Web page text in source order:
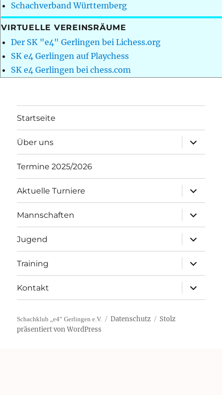
Schachverband Württemberg
VIRTUELLE VEREINSRÄUME
Der SK "e4" Gerlingen bei Lichess.org
SK e4 Gerlingen auf Playchess
SK e4 Gerlingen bei chess.com
Startseite
Über uns
öffnen
Termine 2025/2026
Aktuelle Turniere
öffnen
Mannschaften
öffnen
Jugend
öffnen
Training
öffnen
Kontakt
öffnen
Schachklub „e4“ Gerlingen e.V. Datenschutz
Stolz
präsentiert von WordPress